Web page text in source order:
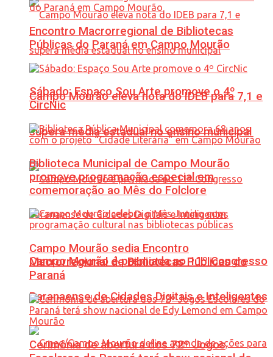
Campo Mourão eleva nota do IDEB para 7,1 e
supera média estadual no ensino municipal
Campo Mourão é premiada no 11º Congresso
Paranaense de Cidades Digitais e Inteligentes
Encontro Macrorregional de Bibliotecas
Públicas do Paraná em Campo Mourão
Sábado: Espaço Sou Arte promove o 4º
CircNic
Biblioteca Municipal de Campo Mourão
promove programação especial em
comemoração ao Mês do Folclore
Campo Mourão sedia Encontro
Macrorregional de Bibliotecas Públicas do
Paraná
Cerimônia de abertura dos 72º Jogos